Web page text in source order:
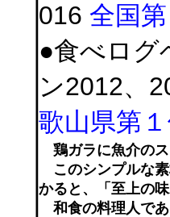
016 全国
●食べログ
ン2012、
歌山県第
鶏ガラに魚介のス
このシンプルな
かると、「至上の
和食の料理人で